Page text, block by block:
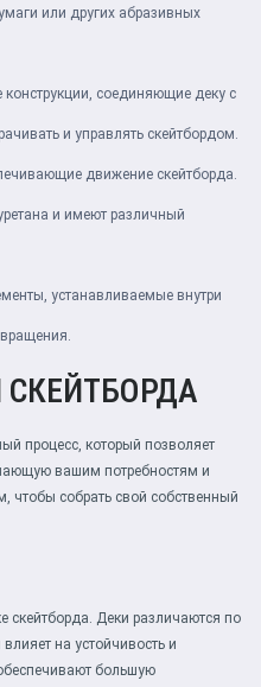
или других абразивных
конструкции, соединяющие деку с
и управлять скейтбордом.
движение скейтборда.
и имеют различный
устанавливаемые внутри
процесс, который позволяет
вашим потребностям и
чтобы собрать свой собственный
скейтборда. Деки различаются по
на устойчивость и
большую